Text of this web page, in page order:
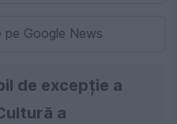
pe Google News
de excepție a
a